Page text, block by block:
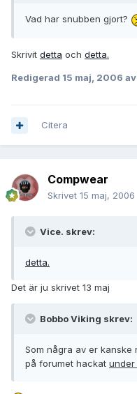
Vad har snubben gjort?
Skrivit detta och detta.
Redigerad 15 maj, 2006
Citera
Compwear
Skrivet 15 maj, 2006
Vice. skrev:
detta.
Det är ju skrivet 13 maj
Bobbo Viking skrev:
Som några av er
på forumet hackat under